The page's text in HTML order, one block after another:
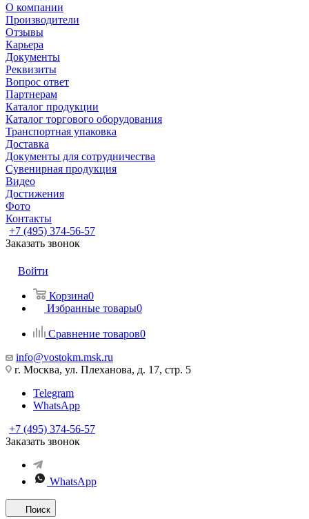
О компании
Производители
Отзывы
Карьера
Документы
Реквизиты
Вопрос ответ
Партнерам
Каталог продукции
Каталог торгового оборудования
Транспортная упаковка
Доставка
Документы для сотрудничества
Сувенирная продукция
Видео
Достижения
Фото
Контакты
+7 (495) 374-56-57
Заказать звонок
Войти
Корзина0
Избранные товары0
Сравнение товаров0
info@vostokm.msk.ru
г. Москва, ул. Плеханова, д. 17, стр. 5
Telegram
WhatsApp
+7 (495) 374-56-57
Заказать звонок
WhatsApp
Поиск